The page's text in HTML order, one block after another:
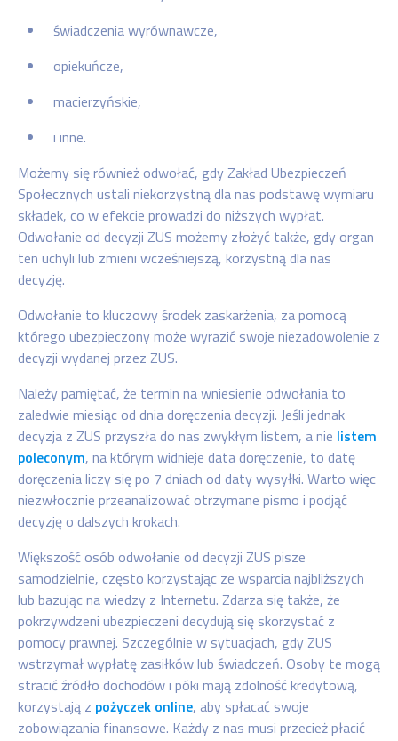
świadczenia wyrównawcze,
opiekuńcze,
macierzyńskie,
i inne.
Możemy się również odwołać, gdy Zakład Ubezpieczeń
Społecznych ustali niekorzystną dla nas podstawę wymiaru
składek, co w efekcie prowadzi do niższych wypłat.
Odwołanie od decyzji ZUS możemy złożyć także, gdy organ
ten uchyli lub zmieni wcześniejszą, korzystną dla nas
decyzję.
Odwołanie to kluczowy środek zaskarżenia, za pomocą
którego ubezpieczony może wyrazić swoje niezadowolenie z
decyzji wydanej przez ZUS.
Należy pamiętać, że termin na wniesienie odwołania to
zaledwie miesiąc od dnia doręczenia decyzji. Jeśli jednak
decyzja z ZUS przyszła do nas zwykłym listem, a nie listem
poleconym, na którym widnieje data doręczenie, to datę
doręczenia liczy się po 7 dniach od daty wysyłki. Warto więc
niezwłocznie przeanalizować otrzymane pismo i podjąć
decyzję o dalszych krokach.
Większość osób odwołanie od decyzji ZUS pisze
samodzielnie, często korzystając ze wsparcia najbliższych
lub bazując na wiedzy z Internetu. Zdarza się także, że
pokrzywdzeni ubezpieczeni decydują się skorzystać z
pomocy prawnej. Szczególnie w sytuacjach, gdy ZUS
wstrzymał wypłatę zasiłków lub świadczeń. Osoby te mogą
stracić źródło dochodów i póki mają zdolność kredytową,
korzystają z pożyczek online, aby spłacać swoje
zobowiązania finansowe. Każdy z nas musi przecież płacić